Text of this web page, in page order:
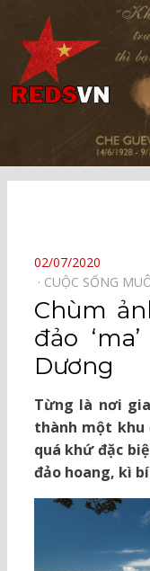
Kênh chia sẻ tri thức cộng
POSTED
ON
02/07/2020
CUỘC SỐNG
Chùm
đảo
Dương
Từng là nơi
thành một khu
quá khứ đặc
đảo hoang, kì